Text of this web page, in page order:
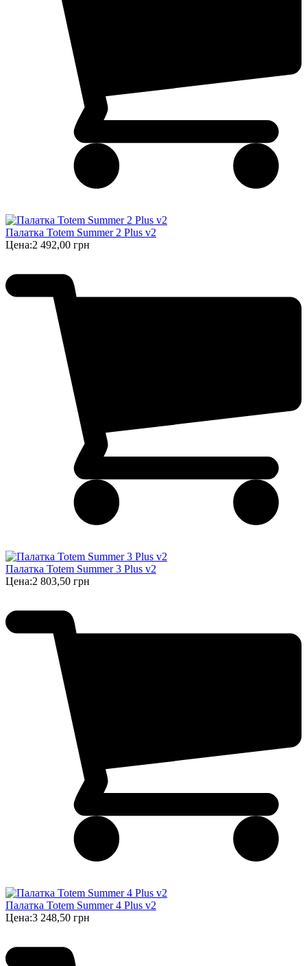
Палатка Totem Summer 2 Plus v2
Цена:2 492,00 грн
Палатка Totem Summer 3 Plus v2
Цена:2 803,50 грн
Палатка Totem Summer 4 Plus v2
Цена:3 248,50 грн